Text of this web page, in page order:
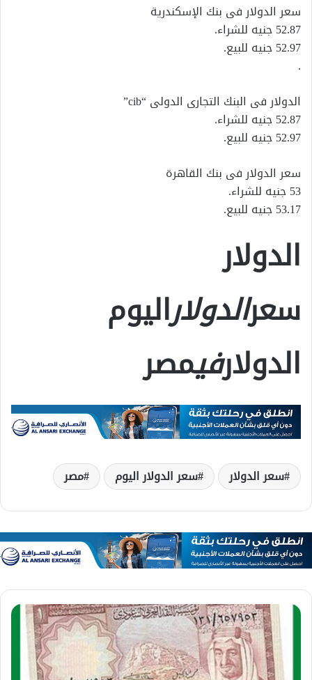
سعر الدولار فى بنك الإسكندرية
52.87 جنيه للشراء.
52.97 جنيه للبيع.
.
الدولار فى البنك التجارى الدولى “cib”
52.87 جنيه للشراء.
52.97 جنيه للبيع.
سعر الدولار فى بنك القاهرة
53 جنيه للشراء.
53.17 جنيه للبيع.
الدولار
سعرالدولاراليوم
الدولارفيمصر
سعر الدولار سعر الدولار اليوم مصر